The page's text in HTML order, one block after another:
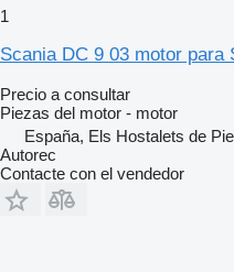
1
Scania DC 9 03 motor para
Precio a consultar
Piezas del motor - motor
España, Els Hostalets de
Autorec
Contacte con el vendedor